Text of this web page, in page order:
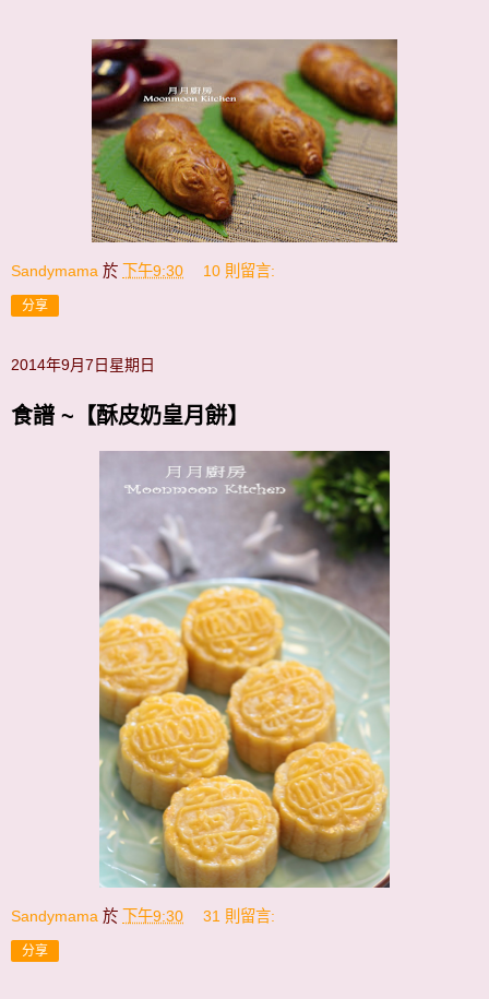
Sandymama 於 下午9:30 10 則留言:
分享
2014年9月7日星期日
食譜 ~【酥皮奶皇月餅】
Sandymama 於 下午9:30 31 則留言:
分享